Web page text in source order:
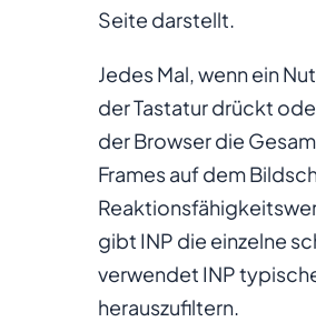
Seite darstellt.
Jedes Mal, wenn ein
der Tastatur drückt
der Browser die
Frames auf dem
gibt INP die einzelne
verwendet INP
herauszufiltern.